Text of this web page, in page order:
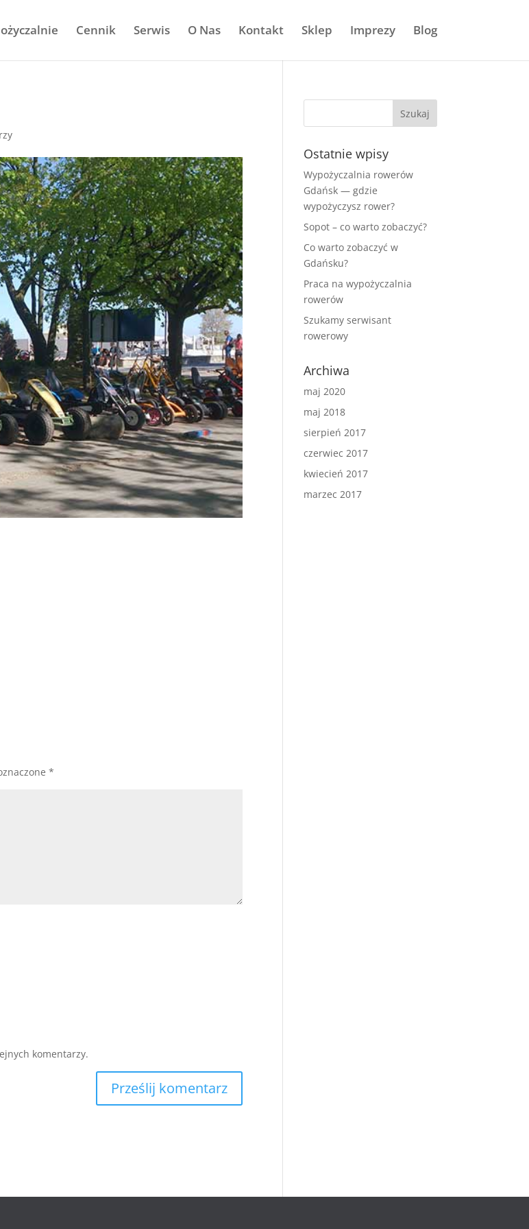
Cennik Serwis O Nas Kontakt Sklep Imprezy Blog
*
komentarzy.
Ostatnie wpisy
Wypożyczalnia rowerów
Gdańsk — gdzie
wypożyczysz rower?
Sopot – co warto zobaczyć?
Co warto zobaczyć w
Gdańsku?
Praca na wypożyczalnia
rowerów
Szukamy serwisant
rowerowy
Archiwa
maj 2020
maj 2018
sierpień 2017
czerwiec 2017
kwiecień 2017
marzec 2017